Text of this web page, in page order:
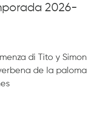
2026-
di Tito y Simon
de la paloma